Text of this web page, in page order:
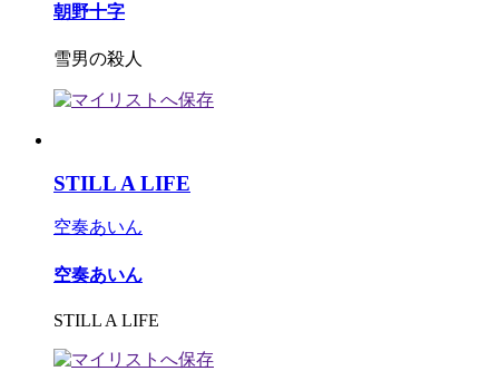
朝野十字
雪男の殺人
STILL A LIFE
空奏あいん
空奏あいん
STILL A LIFE